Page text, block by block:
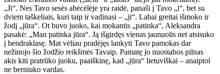
„Ji“. Nes Tavo sesės abėcėlėje yra raidė, panaši į Tavo „i“, bet su
dviem taškeliais, kuri taip ir vadinasi – „ji“. Labai greitai išmoko ir
žodį „jūra“. Ot buvo juoko, kai mokantis „patinka“, Aleksandra
pasakė: „Man patinka jūra“. Ją išgirdęs vienas jaunuolis net atsisuko
į bendraklasę. Mat vėliau pradėjęs lankyti Tavo pamokas dar
nežinojo šio žodžio reikšmės Tavaip. Pamatę jo nuostabos pilnas
akis kiti pratrūko juoku, paaiškinę, kad „jūra“ lietuviškai – anaiptol
ne berniuko vardas.